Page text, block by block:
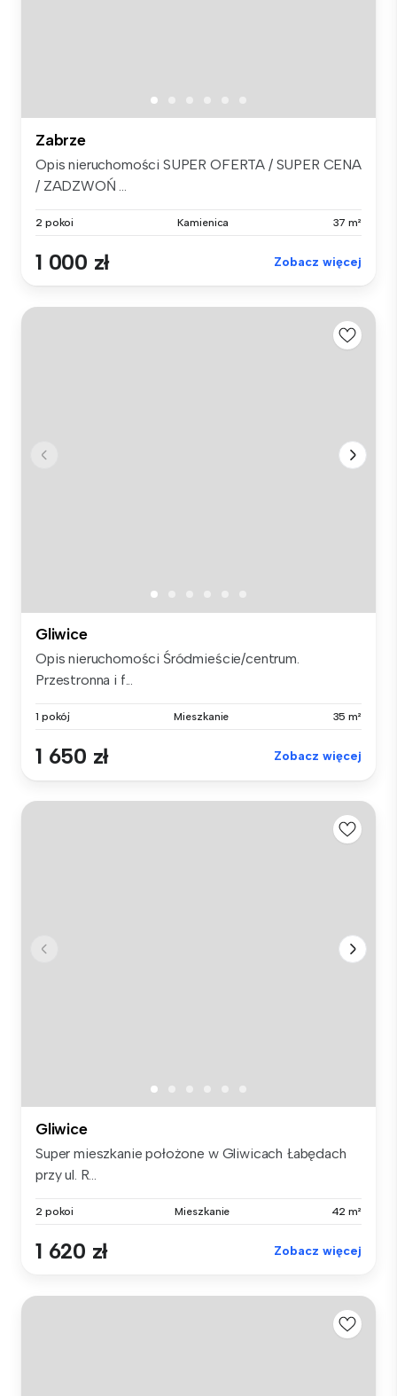
Zabrze
Opis nieruchomości SUPER OFERTA / SUPER CENA
/ ZADZWOŃ ...
2 pokoi Kamienica 37 m²
1 000 zł Zobacz więcej
Gliwice
Opis nieruchomości Śródmieście/centrum.
Przestronna i f...
1 pokój Mieszkanie 35 m²
1 650 zł Zobacz więcej
Gliwice
Super mieszkanie położone w Gliwicach Łabędach
przy ul. R...
2 pokoi Mieszkanie 42 m²
1 620 zł Zobacz więcej